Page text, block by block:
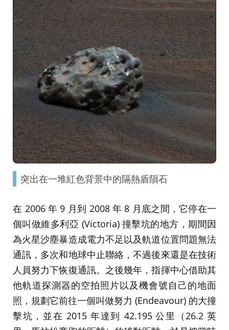
突出在一堆紅色背景中的隔熱盾隕石
在 2006 年 9 月到 2008 年 8 月底之間，它停在一
個叫做維多利亞 (Victoria) 撞擊坑的地方，期間因
為火星沙塵暴造成電力不足以及軌道位置問題無法
通訊，多次和地球中止聯絡，不過後來還是在技術
人員努力下恢復通訊。之後幾年，指揮中心借助其
他軌道探測器的空拍照片以及機會號自己的地面
照，規劃它前往一個叫做努力 (Endeavour) 的大撞
擊坑，並在 2015 年達到 42.195 公里（26.2 英